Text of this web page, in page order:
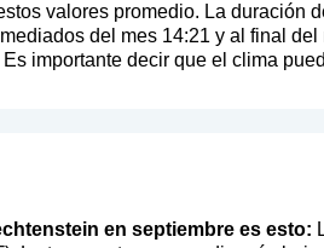
valores promedio. La duración
del mes 14:21 y al final
importante decir que el clima
en septiembre es esto: